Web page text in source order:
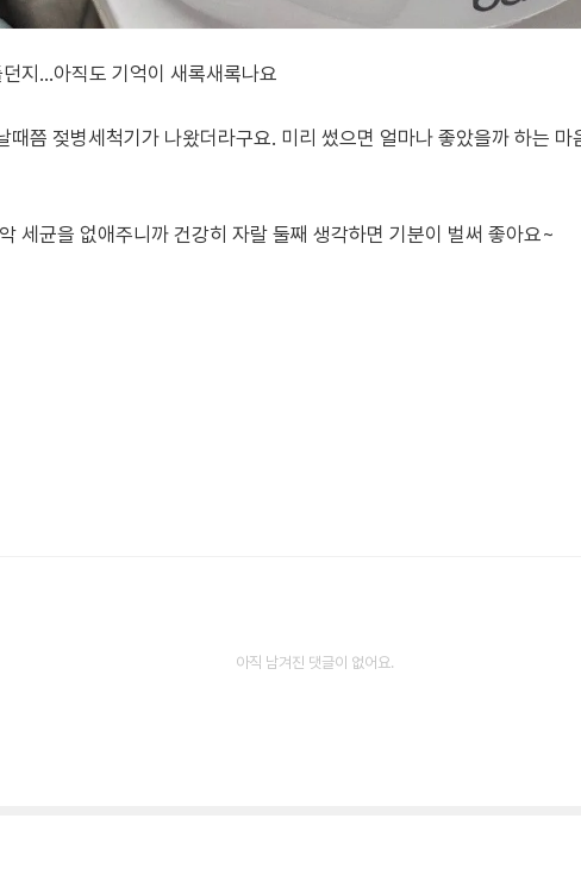
지...아직도 기억이 새록새록나요
때쯤 젖병세척기가 나왔더라구요. 미리 썼으면 얼마나 좋았을까 하는
세균을 없애주니까 건강히 자랄 둘째 생각하면 기분이 벌써 좋아요~
아직 남겨진 댓글이 없어요.